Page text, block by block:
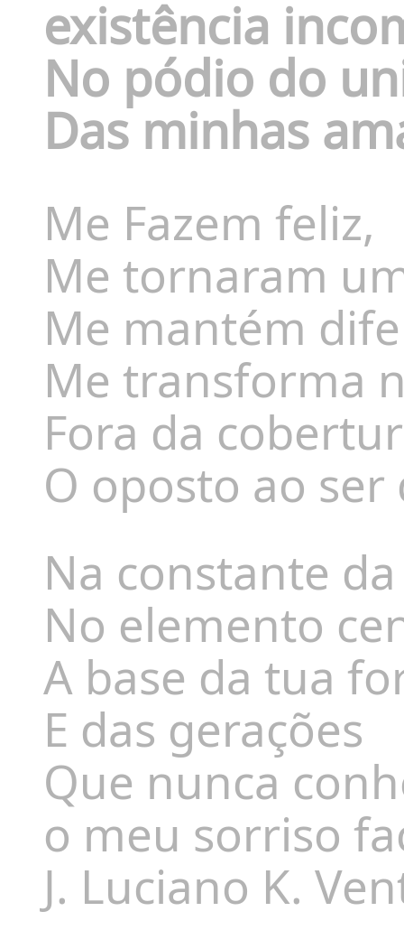
existência
No pódio do
Das minhas
Me Fazem feliz,
Me tornaram
Me mantém
Me transforma
Fora da
O oposto ao
Na constante
No elemento
A base da tua
E das gerações
Que nunca
o meu sorriso
J. Luciano K.